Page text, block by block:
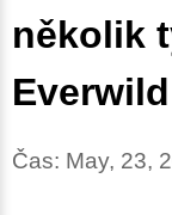
několik
Everwild
Čas: May, 23,